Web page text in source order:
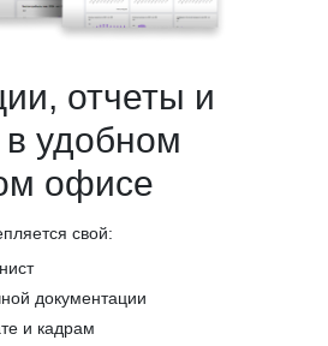
отчеты и
в удобном
офисе
свой:
документации
и кадрам